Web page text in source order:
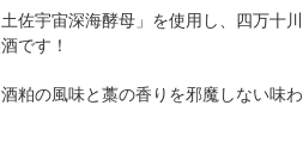
佐宇宙深海酵母」を使用し、四万十
です！
粕の風味と藁の香りを邪魔しない味